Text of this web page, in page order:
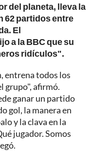
del planeta, lleva la
62 partidos entre
El
a la BBC que su
ridículos".
entrena todos los
grupo", afirmó.
ganar un partido
gol, la manera en
y la clava en la
jugador. Somos